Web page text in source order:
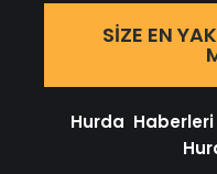
SIZE EN
Hurda Haberleri